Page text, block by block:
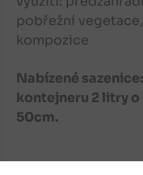
pobřežní
kompozice
Nabízené
kontejneru 2 litry o
50cm.